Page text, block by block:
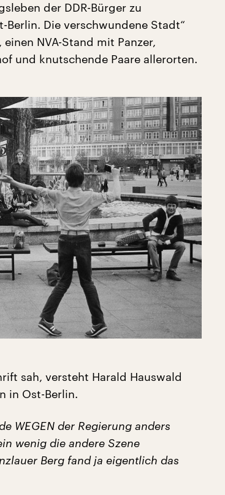
der DDR-Bürger zu
Berlin. Die verschwundene Stadt“
NVA-Stand mit Panzer,
und knutschende Paare allerorten.
sah, versteht Harald Hauswald
in Ost-Berlin.
WEGEN der Regierung anders
wenig die andere Szene
Berg fand ja eigentlich das